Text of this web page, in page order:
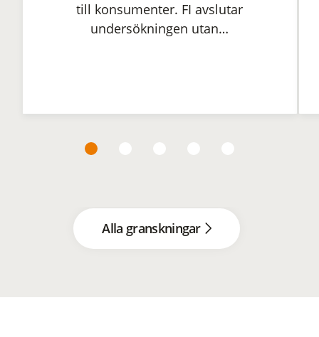
till konsumenter. FI avslutar
undersökningen utan…
Alla granskningar